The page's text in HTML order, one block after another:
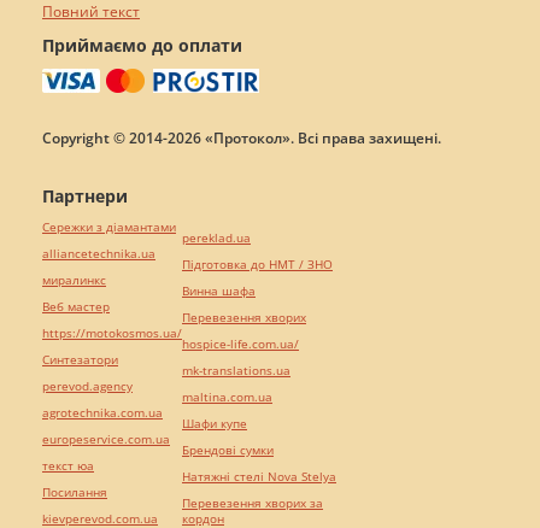
Повний текст
Приймаємо до оплати
Copyright © 2014-2026 «Протокол». Всі права захищені.
Партнери
Сережки з діамантами
alliancetechnika.ua
миралинкс
Веб мастер
https://motokosmos.ua/
Синтезатори
perevod.agency
agrotechnika.com.ua
europeservice.com.ua
текст юа
Посилання
kievperevod.com.ua
pereklad.ua
Підготовка до НМТ / ЗНО
Винна шафа
Перевезення хворих
hospice-life.com.ua/
mk-translations.ua
maltina.com.ua
Шафи купе
Брендові сумки
Натяжні стелі Nova Stelya
Перевезення хворих за
кордон